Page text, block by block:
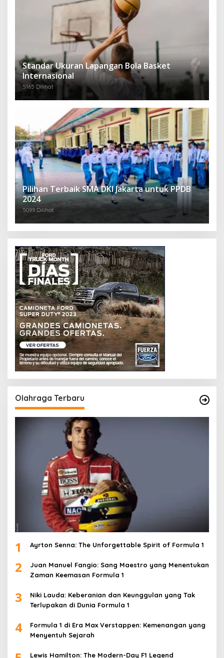
Standar Ukuran Lapangan Bola Basket
Internasional
5165 Dilihat
Pilihan Terbaik SMA DKI Jakarta untuk PPDB
2024
5099 Dilihat
Olahraga Terbaru
1 Ayrton Senna: The Unforgettable Spirit of Formula 1
2
Juan Manuel Fangio: Sang Maestro yang Menentukan
Zaman Keemasan Formula 1
3
Niki Lauda: Keberanian dan Keunggulan yang Tak
Terlupakan di Dunia Formula 1
4
Formula 1 di Era Max Verstappen: Kemenangan yang
Menyentuh Sejarah
Lewis Hamilton: The Modern-Day F1 Legend